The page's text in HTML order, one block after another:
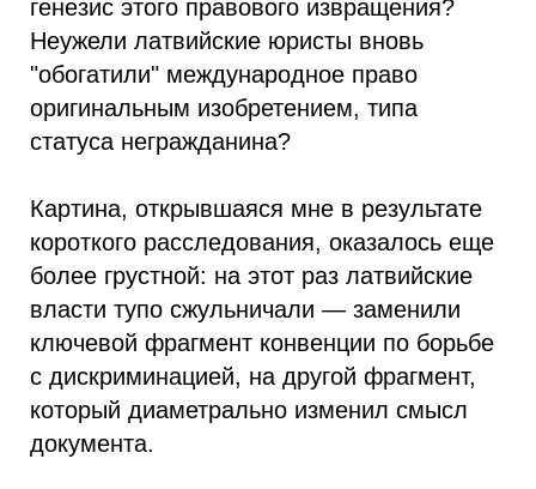
генезис этого правового извращения?
Неужели латвийские юристы вновь
"обогатили" международное право
оригинальным изобретением, типа
статуса негражданина?
Картина, открывшаяся мне в результате
короткого расследования, оказалось еще
более грустной: на этот раз латвийские
власти тупо сжульничали — заменили
ключевой фрагмент конвенции по борьбе
с дискриминацией, на другой фрагмент,
который диаметрально изменил смысл
документа.